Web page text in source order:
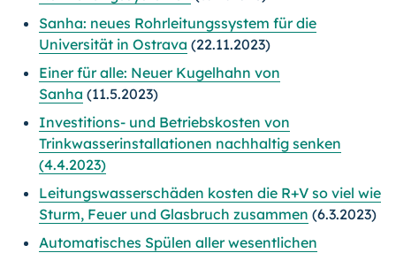
Sanha: neues Rohrleitungssystem für die
Universität in Ostrava (22.11.2023)
Einer für alle: Neuer Kugelhahn von
Sanha (11.5.2023)
Investitions- und Betriebskosten von
Trinkwasserinstallationen nachhaltig senken
(4.4.2023)
Leitungswasserschäden kosten die R+V so viel wie
Sturm, Feuer und Glasbruch zusammen (6.3.2023)
Automatisches Spülen aller wesentlichen